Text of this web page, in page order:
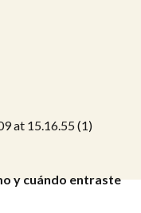
y cuándo entraste